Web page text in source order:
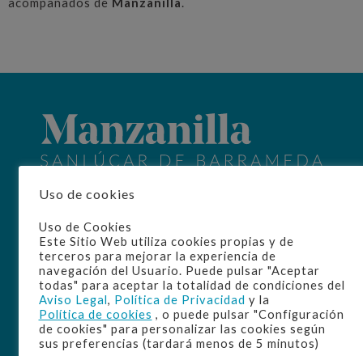
Home
Origen
Elaboración
Manzanilla
Disfrute
Cultura
Bodegas
Uso de cookies
Uso de Cookies
Este Sitio Web utiliza cookies propias y de
terceros para mejorar la experiencia de
navegación del Usuario. Puede pulsar "Aceptar
todas" para aceptar la totalidad de condiciones del
Aviso Legal, Política de Privacidad y la
Política de cookies , o puede pulsar "Configuración
de cookies" para personalizar las cookies según
sus preferencias (tardará menos de 5 minutos)